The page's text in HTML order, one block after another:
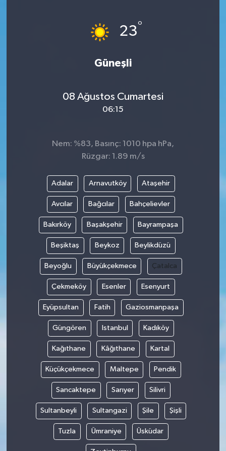
23°
Güneşli
08 Ağustos Cumartesi
06:15
Nem: %83, Basınç: 1010 hpa hPa,
Rüzgar: 1.89 m/s
Adalar Arnavutköy Ataşehir
Avcılar Bağcılar Bahçelievler
Bakırköy Başakşehir Bayrampaşa
Beşiktaş Beykoz Beylikdüzü
Beyoğlu Büyükçekmece Çatalca
Çekmeköy Esenler Esenyurt
Eyüpsultan Fatih Gaziosmanpaşa
Güngören Istanbul Kadıköy
Kağıthane Kâğıthane Kartal
Küçükçekmece Maltepe Pendik
Sancaktepe Sarıyer Silivri
Sultanbeyli Sultangazi Şile Şişli
Tuzla Ümraniye Üsküdar